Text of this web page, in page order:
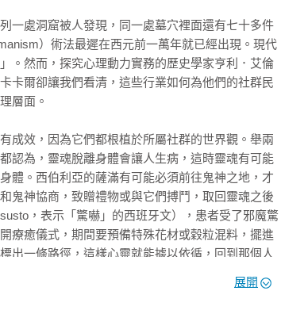
命和事情輕重緩急的看法。在都市貧民區過日子，
思就是要搞清楚，誰掌握可以用來對付你或幫你的
就表示你必須解讀微妙的情境線索，來決定何時押
我這個瘦弱多病的小孩來講，最重要的是搞清楚要
沛的領導者。對我來講，這就要在種種不同情境之
不是難事了。
生活。這其中有些孩子成為暴力受害者或加害
情。有部份原因是由於他們受到較年長混混誘惑所
事來幫他們賺錢，好比販賣毒、偷東西，甚至出賣
惡邊際的其他朋友，有個明顯的差別：就是能夠保
間都待在身邊的完整家庭。
一街成年禮儀式。街頭幫派有個入幫步驟，我們
處洞窟被人發現，同一處墓穴裡面還有七十多件
）術法最遲在西元前一萬年就已經出現。現代
。然而，探究心理動力實務的歷史學家亨利．艾倫
卡爾卻讓我們看清，這些行業如何為他們的社群民
層面。
效，因為它們都根植於所屬社群的世界觀。舉兩
認為，靈魂脫離身體會讓人生病，這時靈魂有可能
體。西伯利亞的薩滿有可能必須前往鬼神之地，才
鬼神協商，致贈禮物或與它們搏鬥，取回靈魂之後
，表示「驚嚇」的西班牙文），患者受了邪魔驚
療癒儀式，期間要預備特殊花材或穀粒混料，擺進
出一條路徑，這樣心靈就能據以依循，回到那個人
展開